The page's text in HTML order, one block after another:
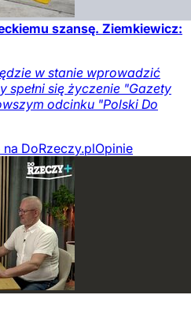
szansę. Ziemkiewicz:
w stanie wprowadzić
spełni się życzenie "Gazety
odcinku "Polski Do
na DoRzeczy.plOpinie